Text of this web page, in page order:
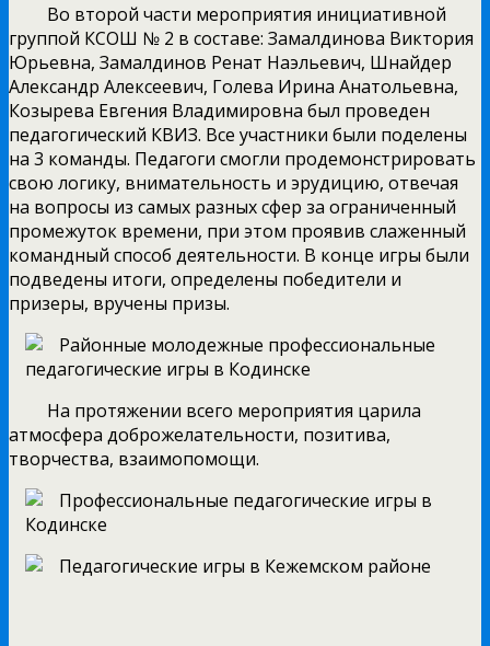
Во второй части мероприятия инициативной
группой КСОШ № 2 в составе: Замалдинова Виктория
Юрьевна, Замалдинов Ренат Наэльевич, Шнайдер
Александр Алексеевич, Голева Ирина Анатольевна,
Козырева Евгения Владимировна был проведен
педагогический КВИЗ. Все участники были поделены
на 3 команды. Педагоги смогли продемонстрировать
свою логику, внимательность и эрудицию, отвечая
на вопросы из самых разных сфер за ограниченный
промежуток времени, при этом проявив слаженный
командный способ деятельности. В конце игры были
подведены итоги, определены победители и
призеры, вручены призы.
На протяжении всего мероприятия царила
атмосфера доброжелательности, позитива,
творчества, взаимопомощи.